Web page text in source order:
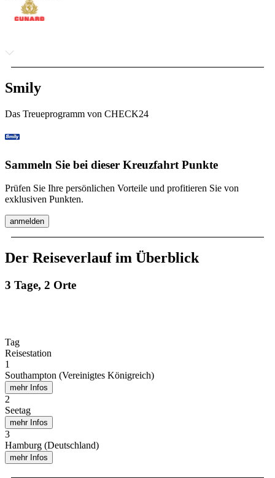
Smily
Das Treueprogramm von CHECK24
Sammeln Sie bei dieser Kreuzfahrt Punkte
Prüfen Sie Ihre persönlichen Vorteile und profitieren Sie von
exklusiven Punkten.
anmelden
Der Reiseverlauf im Überblick
3 Tage, 2 Orte
Tag
Reisestation
1
Southampton (Vereinigtes Königreich)
mehr Infos
2
Seetag
mehr Infos
3
Hamburg (Deutschland)
mehr Infos